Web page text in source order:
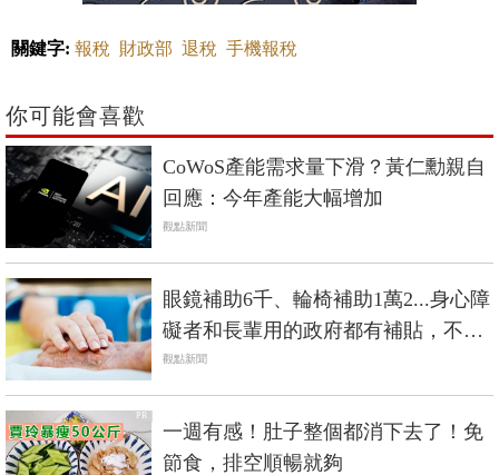
關鍵字: 報稅 財政部 退稅 手機報稅
你可能會喜歡
CoWoS產能需求量下滑？黃仁勳親自
回應：今年產能大幅增加
觀點新聞
眼鏡補助6千、輪椅補助1萬2...身心障
礙者和長輩用的政府都有補貼，不是
低收入戶也能辦
觀點新聞
PR
一週有感！肚子整個都消下去了！免
節食，排空順暢就夠